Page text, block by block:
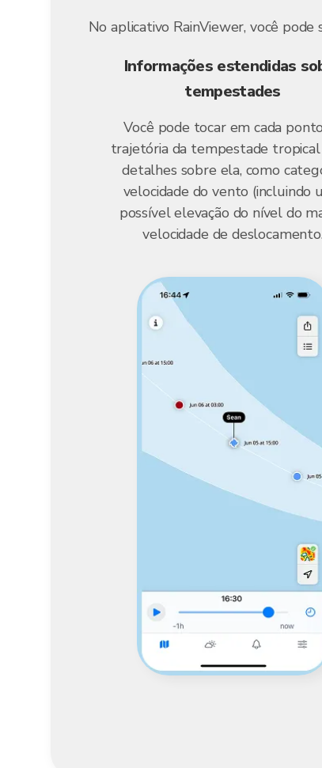
No aplicativo RainViewer, você
Informações estendidas
tempestades
Você pode tocar em cada
trajetória da tempestade
detalhes sobre ela, como
velocidade do vento (incluindo
possível elevação do nível do
velocidade de deslocamento.